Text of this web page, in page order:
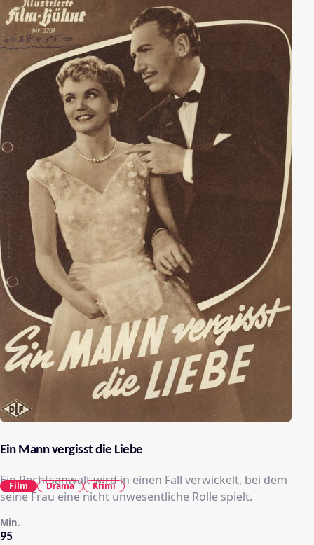
Ein Mann vergisst die Liebe
Ein Rechtsanwalt wird in einen Fall verwickelt, bei dem
seine Frau eine nicht unwesentliche Rolle spielt.
95
Min.
Film Drama Krimi